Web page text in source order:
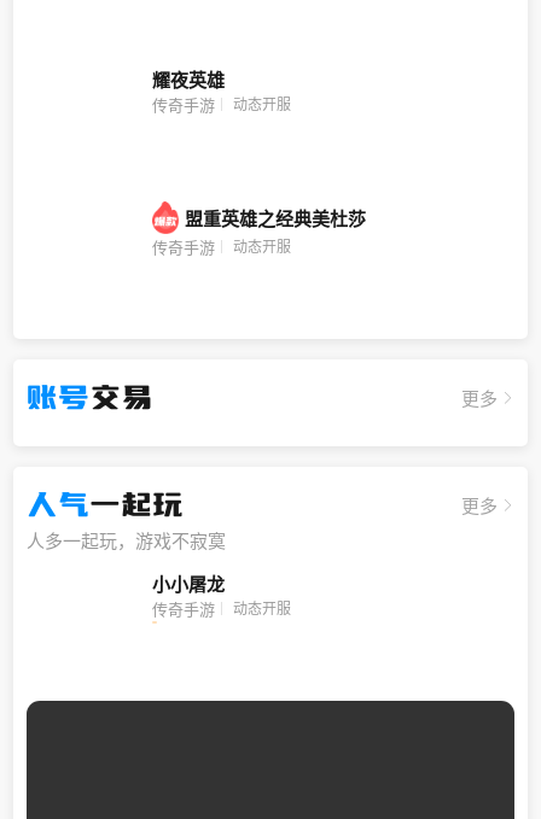
耀夜英雄
传奇手游 动态开服
盟重英雄之经典美杜莎
传奇手游 动态开服
账号交易 更多
人气一起玩
更多
人多一起玩，游戏不寂寞
小小屠龙
传奇手游 动态开服